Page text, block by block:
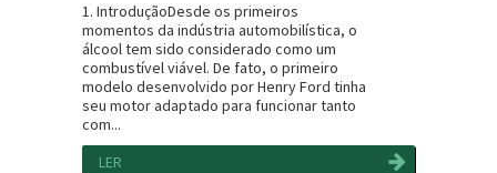
1. IntroduçãoDesde os primeiros
momentos da indústria automobilística, o
álcool tem sido considerado como um
combustível viável. De fato, o primeiro
modelo desenvolvido por Henry Ford tinha
seu motor adaptado para funcionar tanto
com...
LER